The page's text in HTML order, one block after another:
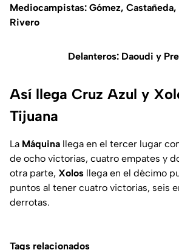
Mediocampistas: Gómez,
Rivero
Delanteros: Daoudi y
Así llega Cruz Azul y
Tijuana
La Máquina llega en el tercer lugar
de ocho victorias, cuatro empates y
otra parte, Xolos llega en el décimo
puntos al tener cuatro victorias, seis
derrotas.
Tags relacionados